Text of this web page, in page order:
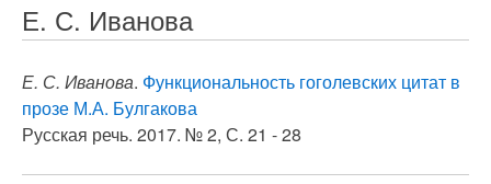
here:
Е. С. Иванова
Е. С. Иванова. Функциональность гоголевских цитат в
прозе М.А. Булгакова
Русская речь. 2017. № 2, С. 21 - 28